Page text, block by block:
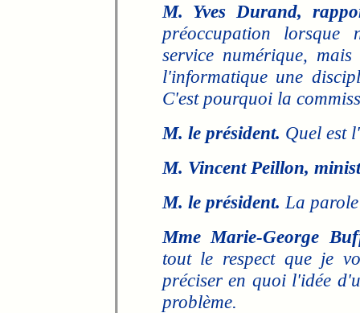
M. Yves Durand,
préoccupation lorsque
service numérique,
l'informatique une
C'est pourquoi la
M. le président. Quel est
M. Vincent Peillon,
M. le président. La
Mme Marie-George
tout le respect que je
préciser en quoi l'idée
problème.